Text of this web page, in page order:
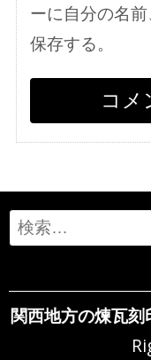
ーに自分の名
保存する。
Search
for:
関西地方の煉瓦刻